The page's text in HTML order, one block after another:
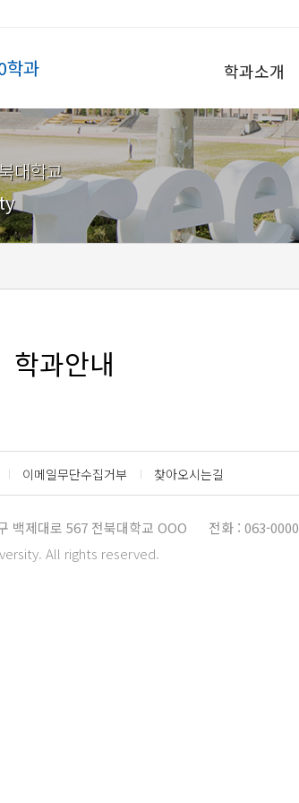
학과 학과소개
대학교
학과안내
이메일무단수집거부 찾아오시는길
백제대로 567 전북대학교 OOO 전화 : 063-
All rights reserved.